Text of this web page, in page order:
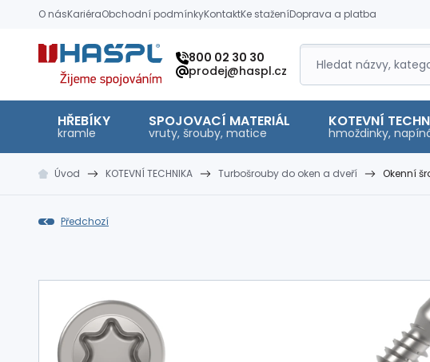
O násKariéraObchodní podmínkyKontaktKe staženíDoprava a platba
Hašpl
800 02 30 30
prodej@haspl.cz
HŘEBÍKY
kramle
SPOJOVACÍ MATERIÁL
vruty, šrouby, matice
KOTEVNÍ
hmoždinky,
Úvod KOTEVNÍ TECHNIKA Turbošrouby do oken a dveří Okenní
Předchozí